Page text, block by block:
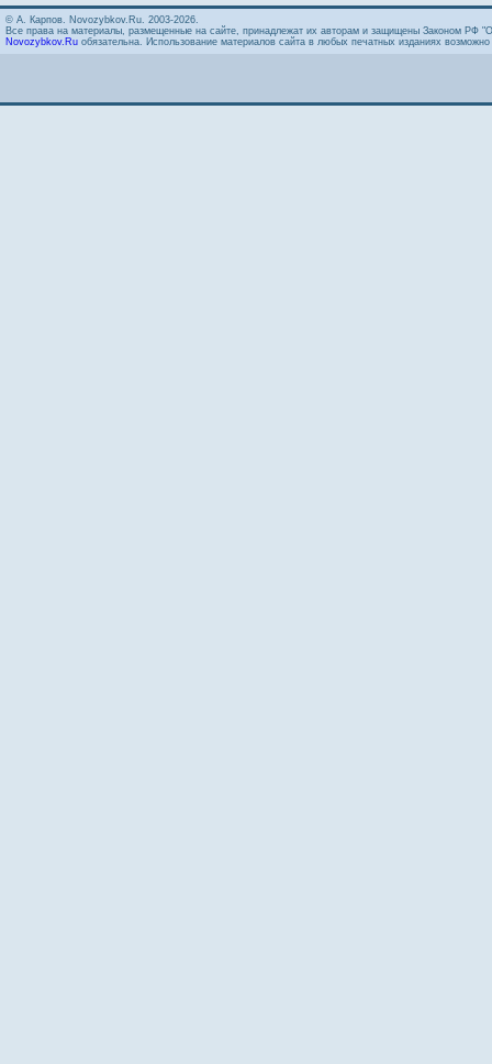
© А. Карпов. Novozybkov.Ru. 2003-2026.
Все права на материалы, размещенные на сайте, принадлежат их авторам и защищены Законом РФ
Novozybkov.Ru обязательна. Использование материалов сайта в любых печатных изданиях